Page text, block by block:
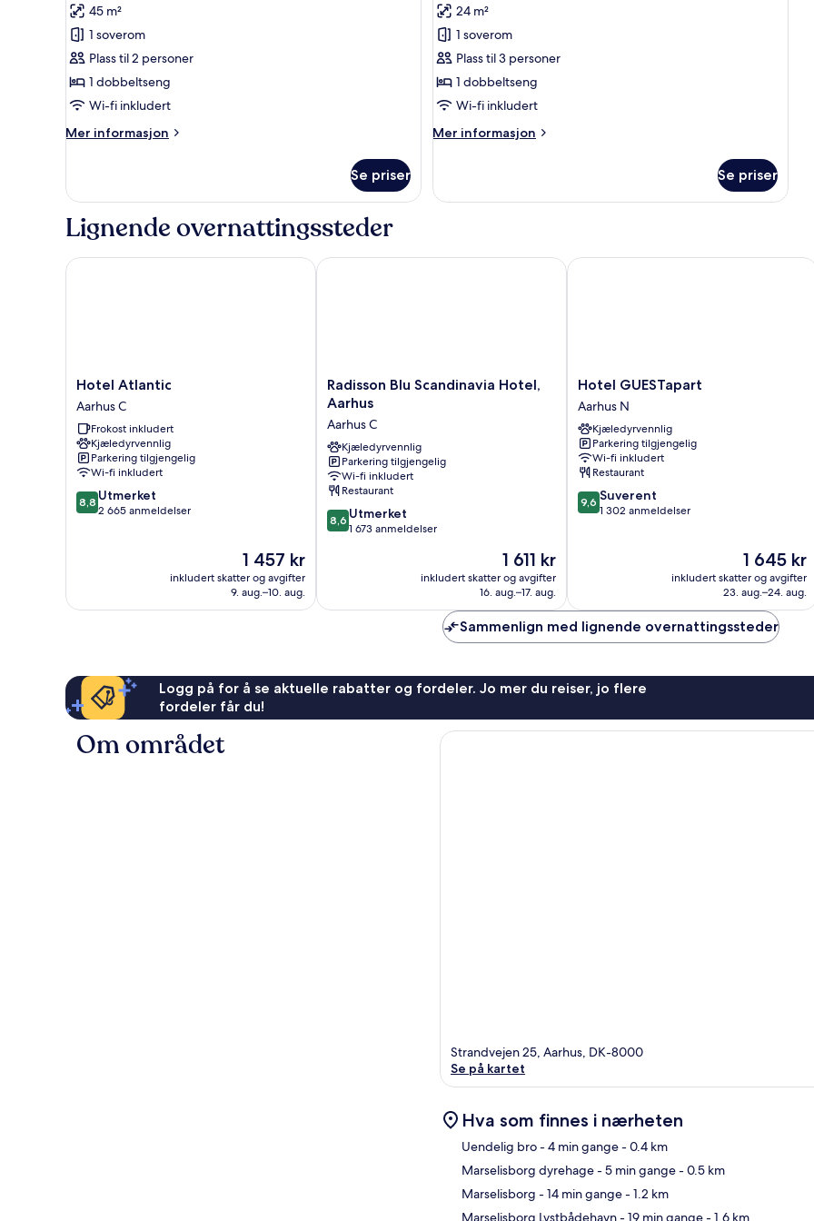
–
deluxe
45 m²
1 soverom
Plass til 2 personer
1 dobbeltseng
Wi-fi inkludert
Mer informasjon
Mer
–
Se priser
–
standard,
sjøutsikt
24 m²
1 soverom
Plass til 3 personer
1 dobbeltseng
Wi-fi inkludert
Mer informasjon
Mer
–
Se priser
Lignende overnattingssteder
Hotel
Atlantic
Aarhus
C
Hotel Atlantic
Aarhus C
Frokost inkludert
Kjæledyrvennlig
Parkering tilgjengelig
Wi-fi inkludert
8.8
av
8,8 Utmerket
2 665 anmeldelser
Prisen
er
1 457 kr
1 457 kr
inkludert skatter og avgifter
9. aug.–10. aug.
Hotel Atlantic
Radisson
Blu
Hotel,
Aarhus
Aarhus
C
Radisson Blu Scandinavia Hotel,
Aarhus
Aarhus C
Kjæledyrvennlig
Parkering tilgjengelig
Wi-fi inkludert
Restaurant
8.6
av
8,6 Utmerket
1 673 anmeldelser
Prisen
er
1 611 kr
1 611 kr
inkludert skatter og avgifter
16. aug.–17. aug.
Radisson Blu Scandinavia Hotel, Aarhus
Hotel
GUESTapart
Aarhus
N
Hotel GUESTapart
Aarhus N
Kjæledyrvennlig
Parkering tilgjengelig
Wi-fi inkludert
Restaurant
9.6
av
9,6 Suverent
1 302 anmeldelser
Prisen
er
1 645 kr
1 645 kr
inkludert skatter og avgifter
23. aug.–24. aug.
Hotel GUESTapart
Sammenlign med lignende overnattingssteder
Logg på for å se aktuelle rabatter og fordeler. Jo mer du reiser, jo flere
fordeler får du!
Om området
Strandvejen 25, Aarhus, DK-8000
Se på kartet
Hva som finnes i nærheten
Uendelig bro- 4 min gange- 0.4 km
Marselisborg dyrehage- 5 min gange- 0.5 km
Marselisborg - 14 min gange- 1.2 km
Marselisborg Lystbådehavn- 19 min gange- 1.6 km